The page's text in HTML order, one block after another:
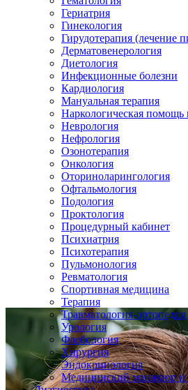
Гериатрия
Гинекология
Гирудотерапия (лечение
Дерматовенерология
Диетология
Инфекционные болезни
Кардиология
Мануальная терапия
Наркологическая помощь
Неврология
Нефрология
Озонотерапия
Онкология
Оториноларингология
Офтальмология
Подология
Проктология
Процедурный кабинет
Психиатрия
Психотерапия
Пульмонология
Ревматология
Спортивная медицина
Терапия
Травматология-ортопедия
Урология
Флебология
Хирургия
Эндокринология
Медицинский маникюр и